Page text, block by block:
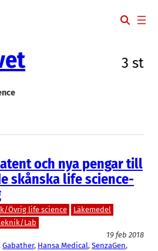
3 st
och nya pengar till
skånska life science-
Övrig life science
Läkemedel
Lab
19 feb 2018
Gabather, Hansa Medical, SenzaGen